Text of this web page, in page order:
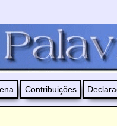
Contribuições